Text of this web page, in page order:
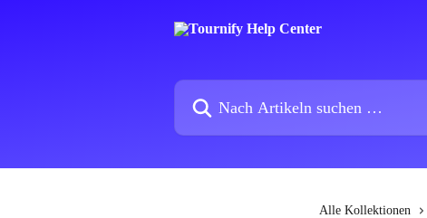
Nach Artikeln suchen …
Alle Kollektionen